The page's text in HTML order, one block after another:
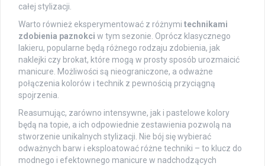
całej stylizacji.
Warto również eksperymentować z różnymi technikami
zdobienia paznokci w tym sezonie. Oprócz klasycznego
lakieru, popularne będą różnego rodzaju zdobienia, jak
naklejki czy brokat, które mogą w prosty sposób urozmaicić
manicure. Możliwości są nieograniczone, a odważne
połączenia kolorów i technik z pewnością przyciągną
spojrzenia.
Reasumując, zarówno intensywne, jak i pastelowe kolory
będą na topie, a ich odpowiednie zestawienia pozwolą na
stworzenie unikalnych stylizacji. Nie bój się wybierać
odważnych barw i eksploatować różne techniki – to klucz do
modnego i efektownego manicure w nadchodzących